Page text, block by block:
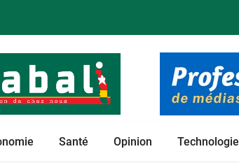
Santé Opinion Technologie